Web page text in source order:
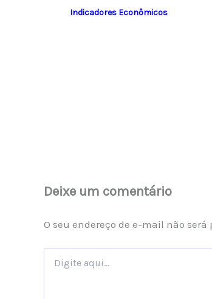
Indicadores Econômicos
Deixe um comentário
O seu endereço de e-mail não será
aqui...